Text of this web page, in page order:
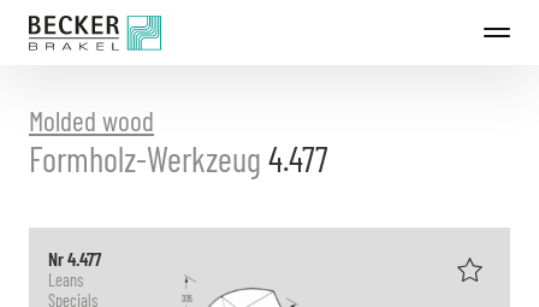
Directly
contentMolded wood
Formholz-Werkzeug 4.477
Nr 4.477
Leans
Specials